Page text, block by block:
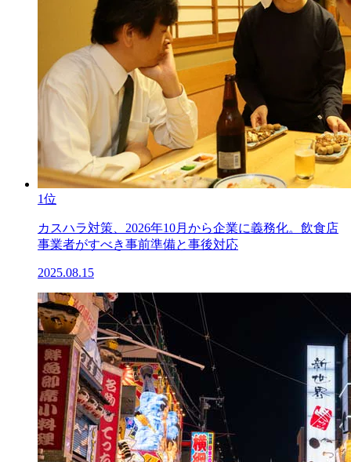
1位
カスハラ対策、2026年10月から企業に義務化。飲食店
事業者がすべき事前準備と事後対応
2025.08.15